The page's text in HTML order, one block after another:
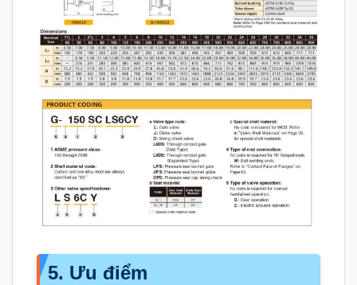
5. Ưu điểm